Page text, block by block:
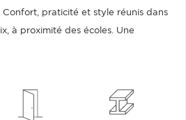
praticité et style réunis dans
à proximité des écoles. Une